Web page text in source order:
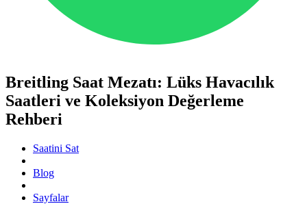
Breitling Saat Mezatı: Lüks Havacılık
Saatleri ve Koleksiyon Değerleme
Rehberi
Saatini Sat
Blog
Sayfalar